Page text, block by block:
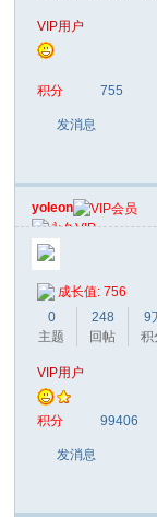
VIP用户
积分 755
发消息
yoleon
成长值: 756
0
主题
248
回帖
9
积
VIP用户
积分 99406
发消息